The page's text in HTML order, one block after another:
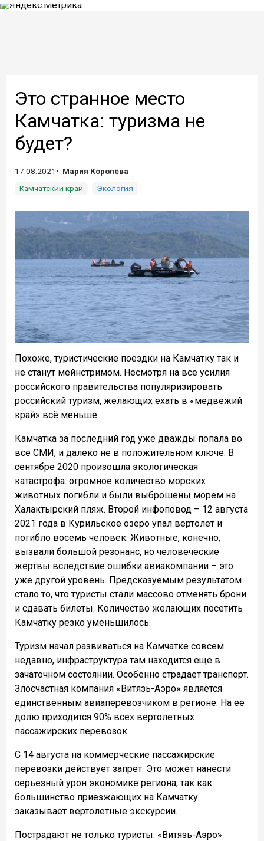
Это странное место
Камчатка: туризма не
будет?
17.08.2021
Мария Королёва
Камчатский край
Экология
Похоже, туристические поездки на Камчатку так и
не станут мейнстримом. Несмотря на все усилия
российского правительства популяризировать
российский туризм, желающих ехать в «медвежий
край» всё меньше.
Камчатка за последний год уже дважды попала во
все СМИ, и далеко не в положительном ключе. В
сентябре 2020 произошла экологическая
катастрофа: огромное количество морских
животных погибли и были выброшены морем на
Халактырский пляж. Второй инфоповод – 12 августа
2021 года в Курильское озеро упал вертолет и
погибло восемь человек. Животные, конечно,
вызвали большой резонанс, но человеческие
жертвы вследствие ошибки авиакомпании – это
уже другой уровень. Предсказуемым результатом
стало то, что туристы стали массово отменять брони
и сдавать билеты. Количество желающих посетить
Камчатку резко уменьшилось.
Туризм начал развиваться на Камчатке совсем
недавно, инфраструктура там находится еще в
зачаточном состоянии. Особенно страдает транспорт.
Злосчастная компания «Витязь-Аэро» является
единственным авиаперевозчиком в регионе. На ее
долю приходится 90% всех вертолетных
пассажирских перевозок.
С 14 августа на коммерческие пассажирские
перевозки действует запрет. Это может нанести
серьезный урон экономике региона, так как
большинство приезжающих на Камчатку
заказывает вертолетные экскурсии.
Пострадают не только туристы: «Витязь-Аэро»